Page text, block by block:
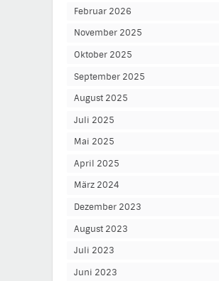
Februar 2026
November 2025
Oktober 2025
September 2025
August 2025
Juli 2025
Mai 2025
April 2025
März 2024
Dezember 2023
August 2023
Juli 2023
Juni 2023